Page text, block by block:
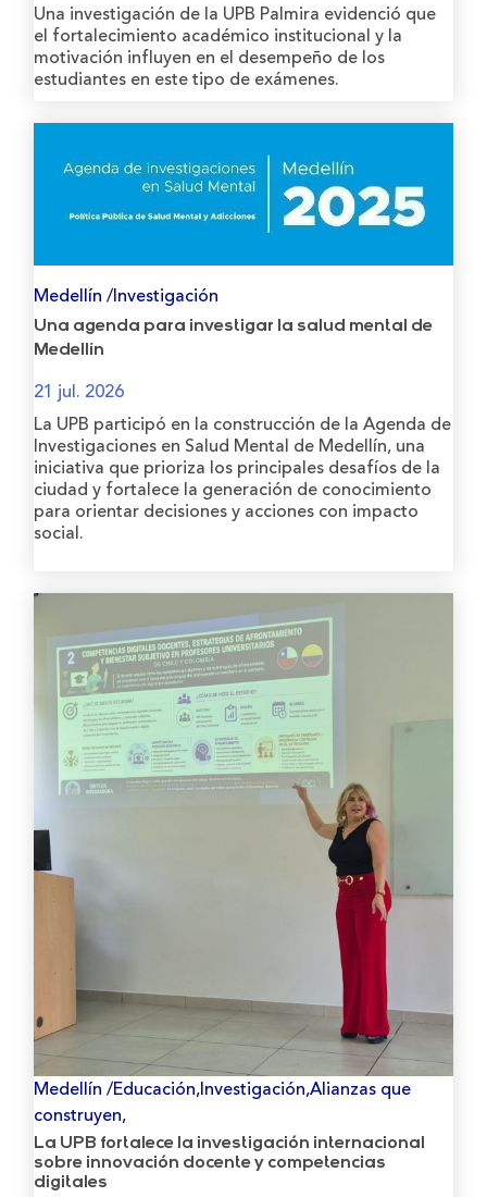
Una investigación de la UPB Palmira evidenció que
el fortalecimiento académico institucional y la
motivación influyen en el desempeño de los
estudiantes en este tipo de exámenes.
Medellín /Investigación
Una agenda para investigar la salud mental de
Medellín
21 jul. 2026
La UPB participó en la construcción de la Agenda de
Investigaciones en Salud Mental de Medellín, una
iniciativa que prioriza los principales desafíos de la
ciudad y fortalece la generación de conocimiento
para orientar decisiones y acciones con impacto
social.
Medellín /Educación,Investigación,Alianzas que
construyen,
La UPB fortalece la investigación internacional
sobre innovación docente y competencias
digitales